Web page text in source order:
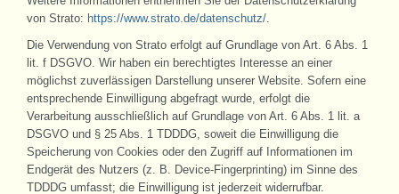
von Strato: https://www.strato.de/datenschutz/.
Die Verwendung von Strato erfolgt auf Grundlage von Art. 6 Abs. 1
lit. f DSGVO. Wir haben ein berechtigtes Interesse an einer
möglichst zuverlässigen Darstellung unserer Website. Sofern eine
entsprechende Einwilligung abgefragt wurde, erfolgt die
Verarbeitung ausschließlich auf Grundlage von Art. 6 Abs. 1 lit. a
DSGVO und § 25 Abs. 1 TDDDG, soweit die Einwilligung die
Speicherung von Cookies oder den Zugriff auf Informationen im
Endgerät des Nutzers (z. B. Device-Fingerprinting) im Sinne des
TDDDG umfasst; die Einwilligung ist jederzeit widerrufbar.